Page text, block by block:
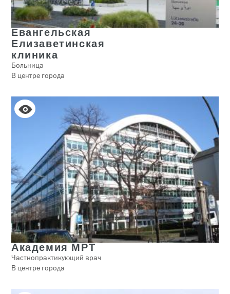
Евангельская
Елизаветинская
клиника
Больница
В центре города
Академия МРТ
Частнопрактикующий врач
В центре города